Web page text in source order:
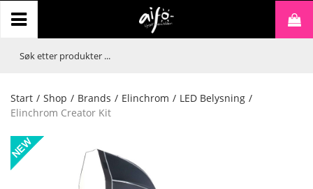
Start / Shop / Brands / Elinchrom / LED Belysning /
Elinchrom Creator Kit